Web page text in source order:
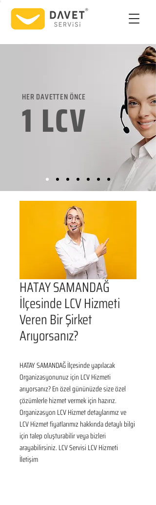
HER DAVETTEN ÖNCE
1 LCV
HATAY SAMANDAĞ
İlçesinde LCV Hizmeti
Veren Bir Şirket
Arıyorsanız?
HATAY SAMANDAĞ İlçesinde yapılacak
Organizasyonunuz için LCV Hizmeti
arıyorsanız? En özel gününüzde size özel
çözümlerle hizmet vermek için hazırız.
Organizasyon LCV Hizmet detaylarımız ve
LCV Hizmet fiyatlarımız hakkında detaylı bilgi
için talep oluşturabilir veya bizleri
arayabilirsiniz. LCV Servisi LCV Hizmeti
İletişim